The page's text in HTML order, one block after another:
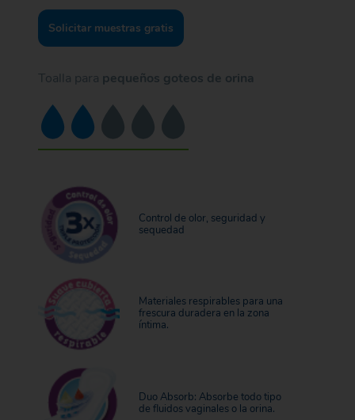
Solicitar muestras gratis
Toalla para pequeños goteos de orina
Control de olor, seguridad y
sequedad
Materiales respirables para una
frescura duradera en la zona
íntima.
Duo Absorb: Absorbe todo tipo
de fluidos vaginales o la orina.